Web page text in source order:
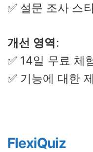
✅ 설문 조사 스
개선 영역:
✅ 14일 무료 체
✅ 기능에 대한
FlexiQuiz